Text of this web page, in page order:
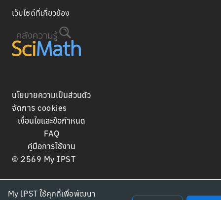
เว็บไซต์ที่เกี่ยวข้อง
นโยบายความเป็นส่วนตัว
จัดการ cookies
เงื่อนไขและข้อกำหนด
FAQ
คู่มือการใช้งาน
© 2569 My IPST
My IPST ใช้คุกกี้เพื่อพัฒนา